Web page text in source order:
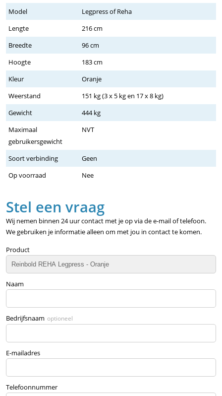
Model
Legpress of Reha
Lengte
216 cm
Breedte
96 cm
Hoogte
183 cm
Kleur
Oranje
Weerstand
151 kg (3 x 5 kg en 17 x 8 kg)
Gewicht
444 kg
Maximaal
gebruikersgewicht
NVT
Soort verbinding
Geen
Op voorraad
Nee
Stel een vraag
Wij nemen binnen 24 uur contact met je op via de e-mail of telefoon.
We gebruiken je informatie alleen om met jou in contact te komen.
Product
Naam
Bedrijfsnaam optioneel
E-mailadres
Telefoonnummer